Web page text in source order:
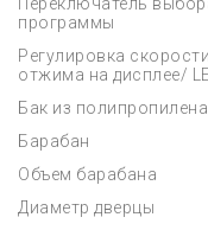
программы
Регулировка скорости
отжима на дисплее/
Бак из полипропилена
Барабан
Объем барабана
Диаметр дверцы